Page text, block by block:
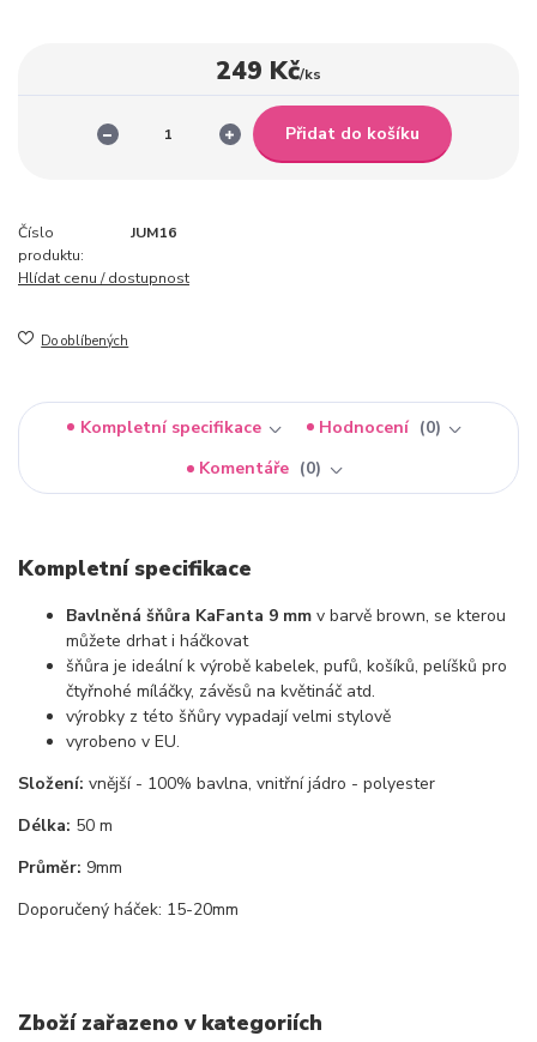
249 Kč/ks
Přidat do košíku
Číslo
produktu:
JUM16
Hlídat cenu / dostupnost
Do oblíbených
Kompletní specifikace Hodnocení
0
Komentáře
0
Kompletní specifikace
Bavlněná šňůra KaFanta 9 mm v barvě brown, se kterou
můžete drhat i háčkovat
šňůra je ideální k výrobě kabelek, pufů, košíků, pelíšků pro
čtyřnohé míláčky, závěsů na květináč atd.
výrobky z této šňůry vypadají velmi stylově
vyrobeno v EU.
Složení: vnější - 100% bavlna, vnitřní jádro - polyester
Délka: 50 m
Průměr: 9mm
Doporučený háček: 15-20mm
Zboží zařazeno v kategoriích